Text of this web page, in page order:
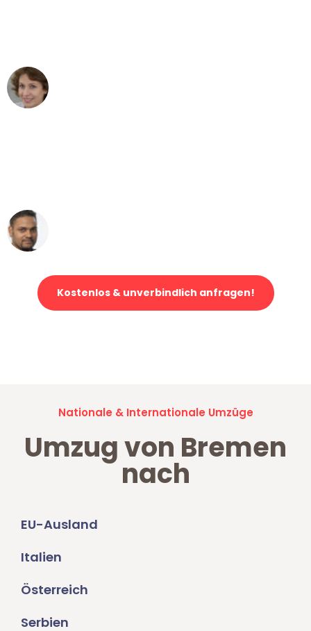
Kostenlos & unverbindlich anfragen!
Nationale & Internationale Umzüge
Umzug von Bremen
nach
EU-Ausland
Italien
Österreich
Serbien